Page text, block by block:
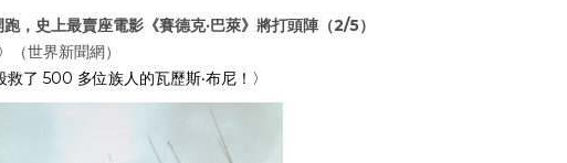
，史上最賣座電影《賽德克‧巴萊》將打頭陣（2/5）
（世界新聞網）
救了 500 多位族人的瓦歷斯‧布尼！〉